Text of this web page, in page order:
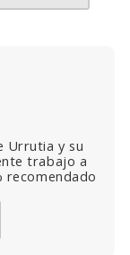
Urrutia y su
trabajo a
recomendado
dudas e